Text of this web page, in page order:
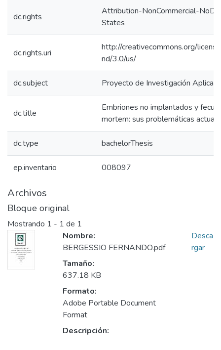
dc.rights
Attribution-NonCommercial-
States
dc.rights.uri
http://creativecommons.org/
nd/3.0/us/
dc.subject Proyecto de Investigación
dc.title
Embriones no implantados y
mortem: sus problemáticas
dc.type bachelorThesis
ep.inventario 008097
Archivos
Bloque original
Mostrando 1 - 1 de 1
Nombre:
BERGESSIO FERNANDO.pdf
Tamaño:
637.18 KB
Formato:
Adobe Portable Document
Format
Descripción:
Desca
rgar